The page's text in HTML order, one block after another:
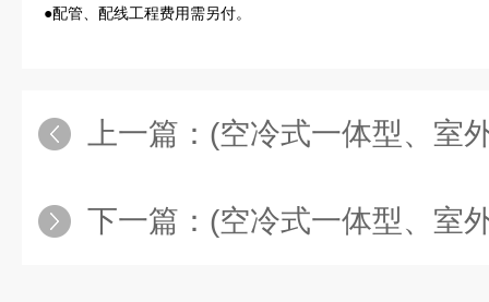
●配管、配线工程费用需另付。
上一篇： (空冷式一体型、室外置)恒
下一篇： (空冷式一体型、室外置)恒